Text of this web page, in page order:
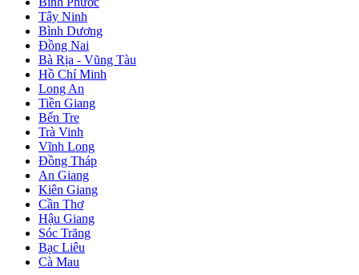
Tây Ninh
Bình Dương
Đồng Nai
Bà Rịa - Vũng Tàu
Hồ Chí Minh
Long An
Tiền Giang
Bến Tre
Trà Vinh
Vĩnh Long
Đồng Tháp
An Giang
Kiên Giang
Cần Thơ
Hậu Giang
Sóc Trăng
Bạc Liêu
Cà Mau